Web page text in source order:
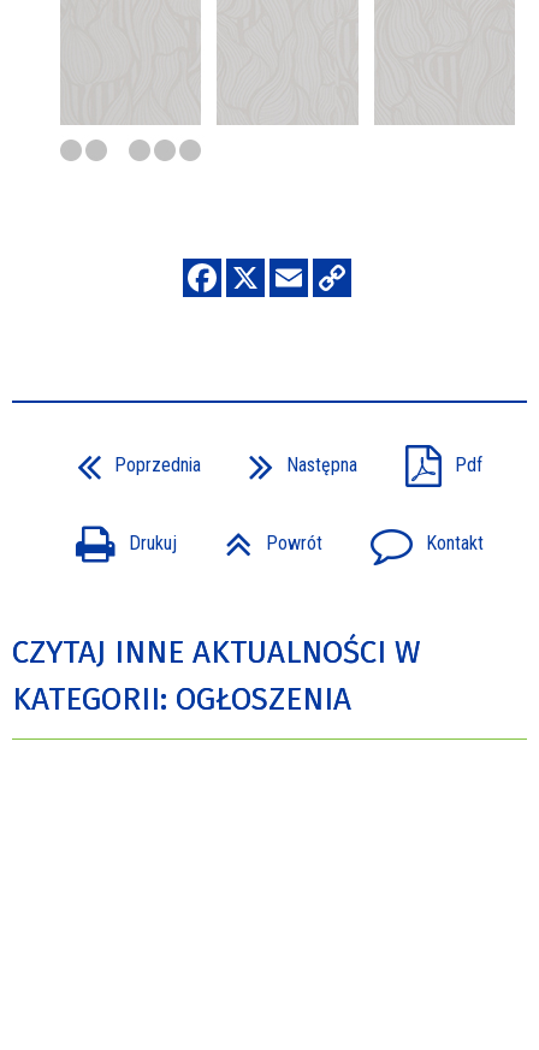
Poprzednia Następna Pdf
Drukuj Powrót Kontakt
CZYTAJ INNE AKTUALNOŚCI W
KATEGORII: OGŁOSZENIA